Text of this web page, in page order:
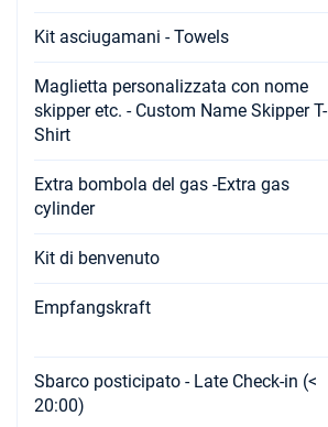
Kit asciugamani - Towels
Maglietta personalizzata con nome
skipper etc. - Custom Name Skipper T-
Shirt
Extra bombola del gas -Extra gas
cylinder
Kit di benvenuto
Empfangskraft
Sbarco posticipato - Late Check-in (<
20:00)